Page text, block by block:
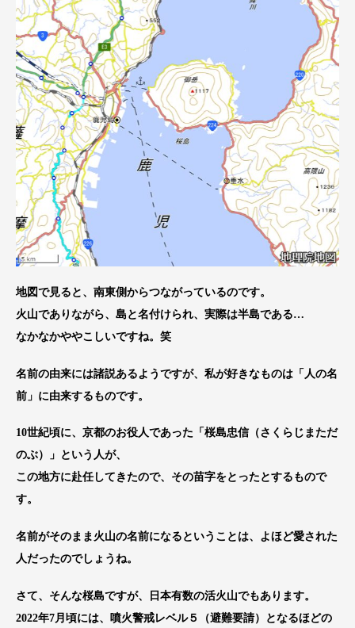
地図で見ると、南東側からつながっているのです。
火山でありながら、島と名付けられ、実際は半島である…
なかなかややこしいですね。笑
名前の由来には諸説あるようですが、私が好きなものは「人の名
前」に由来するものです。
10世紀頃に、京都のお役人であった「桜島忠信（さくらじまただ
のぶ）」という人が、
この地方に赴任してきたので、その苗字をとったとするもので
す。
名前がそのまま火山の名前になるということは、よほど愛された
人だったのでしょうね。
さて、そんな桜島ですが、日本有数の活火山でもあります。
2022年7月頃には、噴火警戒レベル５（避難要請）となるほどの